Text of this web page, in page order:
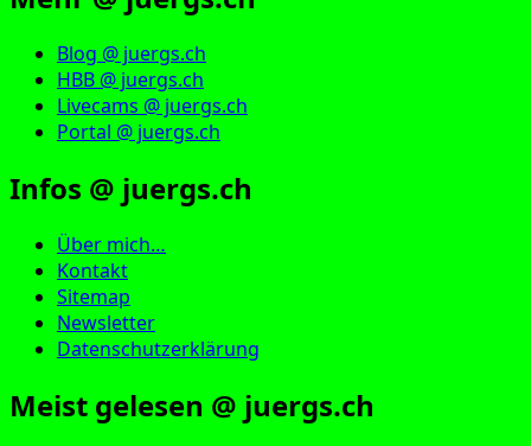
Blog @ juergs.ch
HBB @ juergs.ch
Livecams @ juergs.ch
Portal @ juergs.ch
Infos @ juergs.ch
Über mich…
Kontakt
Sitemap
Newsletter
Datenschutzerklärung
Meist gelesen @ juergs.ch